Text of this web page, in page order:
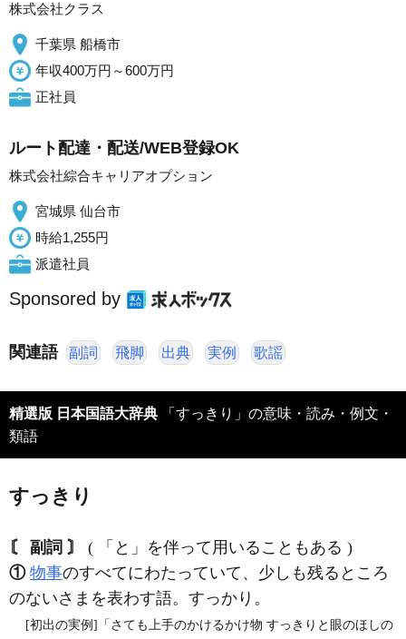
株式会社クラス
千葉県 船橋市
年収400万円～600万円
正社員
ルート配達・配送/WEB登録OK
株式会社綜合キャリアオプション
宮城県 仙台市
時給1,255円
派遣社員
Sponsored by
関連語 副詞 飛脚 出典 実例 歌謡
精選版 日本国語大辞典
類語
すっきり
〘 副詞 〙
( 「と」を伴って用いることもある )
① 物事のすべてにわたっていて、少しも残るところ
のないさまを表わす語。すっかり。
[初出の実例]「さても上手のかけるかけ物 すっきりと眼のほしの